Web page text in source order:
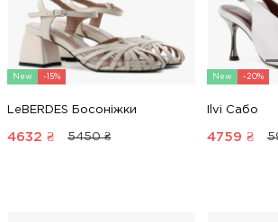
New -15%
LeBERDES Босоніжки
4632 ₴ 5450 ₴
New -20%
Ilvi Сабо
4759 ₴